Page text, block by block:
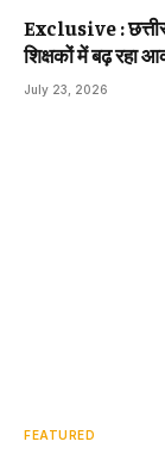
Exclusive :
शिक्षकों में बढ़ रहा
July 23, 2026
FEATURED